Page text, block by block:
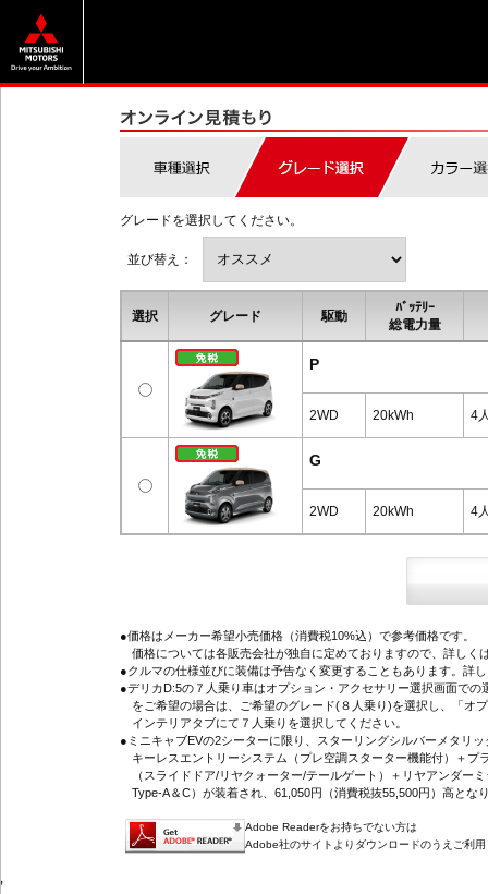
グレードを選択してください。
並び替え：
選択 グレード 駆動
ﾊﾞｯﾃﾘｰ
総電力量
P
2WD 20kWh 4
G
2WD 20kWh 4
●価格はメーカー希望小売価格（消費税10%込）で参考価格です。
価格については各販売会社が独自に定めておりますので、詳しく
●クルマの仕様並びに装備は予告なく変更することもあります。詳
●デリカD:5の７人乗り車はオプション・アクセサリー選択画面での
をご希望の場合は、ご希望のグレード(８人乗り)を選択し、「オ
インテリアタブにて７人乗りを選択してください。
●ミニキャブEVの2シーターに限り、スターリングシルバーメタリ
キーレスエントリーシステム（プレ空調スターター機能付）＋プ
（スライドドア/リヤクォーター/テールゲート）＋リヤアンダー
Type-A＆C）が装着され、61,050円（消費税抜55,500円）高とな
Adobe Readerをお持ちでない方は
Adobe社のサイトよりダウンロードのうえご利
'